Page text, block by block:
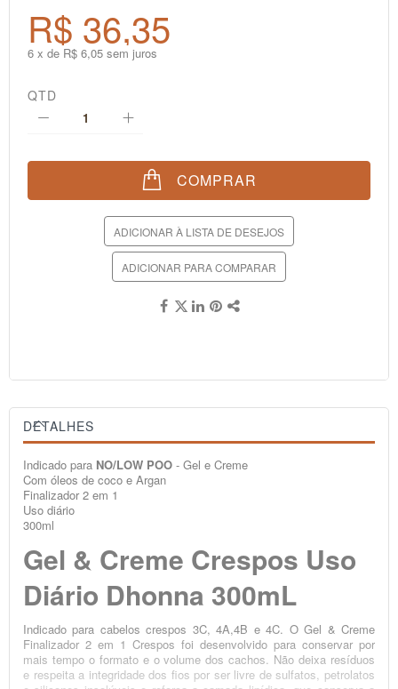
R$ 36,35
6 x de R$ 6,05 sem juros
QTD
COMPRAR
ADICIONAR À LISTA DE DESEJOS
ADICIONAR PARA COMPARAR
DETALHES
Indicado para NO/LOW POO - Gel e Creme
Com óleos de coco e Argan
Finalizador 2 em 1
Uso diário
300ml
Gel & Creme Crespos Uso
Diário Dhonna 300mL
Indicado para cabelos crespos 3C, 4A,4B e 4C. O Gel & Creme
Finalizador 2 em 1 Crespos foi desenvolvido para conservar por
mais tempo o formato e o volume dos cachos. Não deixa resíduos
e respeita a integridade dos fios por ser livre de sulfatos, petrolatos